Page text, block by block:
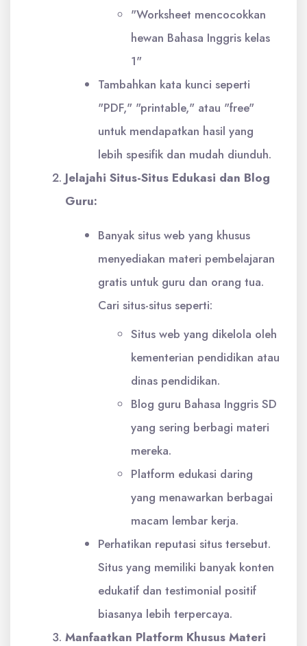
"Worksheet mencocokkan
hewan Bahasa Inggris kelas
1"
Tambahkan kata kunci seperti
"PDF," "printable," atau "free"
untuk mendapatkan hasil yang
lebih spesifik dan mudah diunduh.
Jelajahi Situs-Situs Edukasi dan Blog
Guru:
Banyak situs web yang khusus
menyediakan materi pembelajaran
gratis untuk guru dan orang tua.
Cari situs-situs seperti:
Situs web yang dikelola oleh
kementerian pendidikan atau
dinas pendidikan.
Blog guru Bahasa Inggris SD
yang sering berbagi materi
mereka.
Platform edukasi daring
yang menawarkan berbagai
macam lembar kerja.
Perhatikan reputasi situs tersebut.
Situs yang memiliki banyak konten
edukatif dan testimonial positif
biasanya lebih terpercaya.
Manfaatkan Platform Khusus Materi